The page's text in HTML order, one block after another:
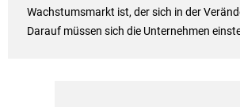
Wachstumsmarkt ist, der sich in der
Darauf müssen sich die Unternehmen